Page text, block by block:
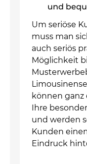
und
Um seriöse
muss man
auch seriös
Möglichkeit
können ganz
Ihre
und werden
Kunden
Eindruck